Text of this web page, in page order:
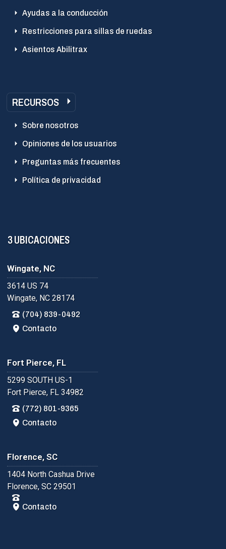
Ayudas a la conducción
Restricciones para sillas de ruedas
Asientos Abilitrax
RECURSOS
Sobre nosotros
Opiniones de los usuarios
Preguntas más frecuentes
Política de privacidad
3 UBICACIONES
Wingate, NC
3614 US 74
Wingate, NC 28174
(704) 839-0492
Contacto
Fort Pierce, FL
5299 SOUTH US-1
Fort Pierce, FL 34982
(772) 801-9365
Contacto
Florence, SC
1404 North Cashua Drive
Florence, SC 29501
Contacto